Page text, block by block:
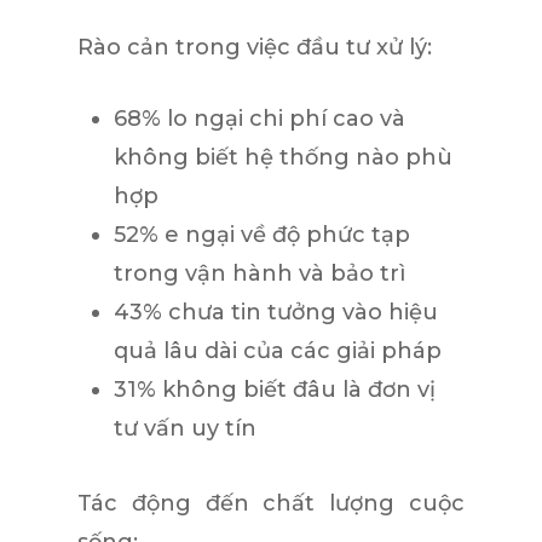
Rào cản trong việc đầu tư xử lý:
68% lo ngại chi phí cao và
không biết hệ thống nào phù
hợp
52% e ngại về độ phức tạp
trong vận hành và bảo trì
43% chưa tin tưởng vào hiệu
quả lâu dài của các giải pháp
31% không biết đâu là đơn vị
tư vấn uy tín
Tác động đến chất lượng cuộc